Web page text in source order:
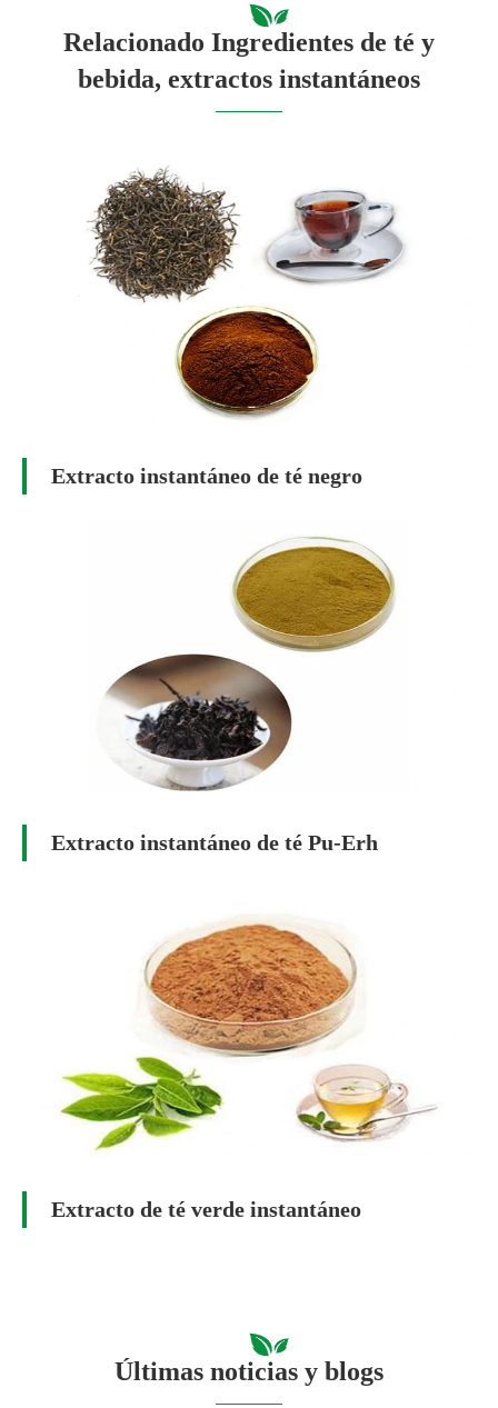
Relacionado Ingredientes de té y
bebida, extractos instantáneos
Extracto instantáneo de té negro
Extracto instantáneo de té Pu-Erh
Extracto de té verde instantáneo
Últimas noticias y blogs